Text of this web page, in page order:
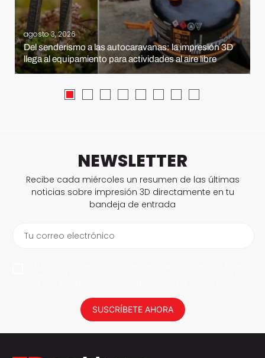
agosto 3, 2026
Del senderismo a las autocaravanas: la impresión 3D
llega al equipamiento para actividades al aire libre
NEWSLETTER
Recibe cada miércoles un resumen de las últimas
noticias sobre impresión 3D directamente en tu
bandeja de entrada
Tu correo electrónico
SUSCRÍBETE AHORA